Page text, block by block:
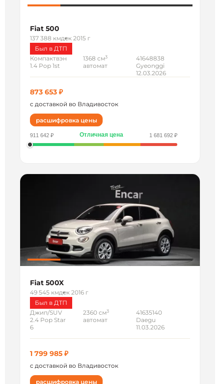
Fiat 500
137 388 кмдек 2015 г
Был в ДТП
Компактвэн
1.4 Pop 1st
1368 см3
автомат
41648838
Gyeonggi
12.03.2026
873 653 ₽
с доставкой во Владивосток
расшифровка цены
911 642 ₽ Отличная цена 1 681 692 ₽
Fiat 500X
49 545 кмдек 2016 г
Был в ДТП
Джип/SUV
2.4 Pop Star
6
2360 см3
автомат
41635140
Daegu
11.03.2026
1 799 985 ₽
с доставкой во Владивосток
расшифровка цены